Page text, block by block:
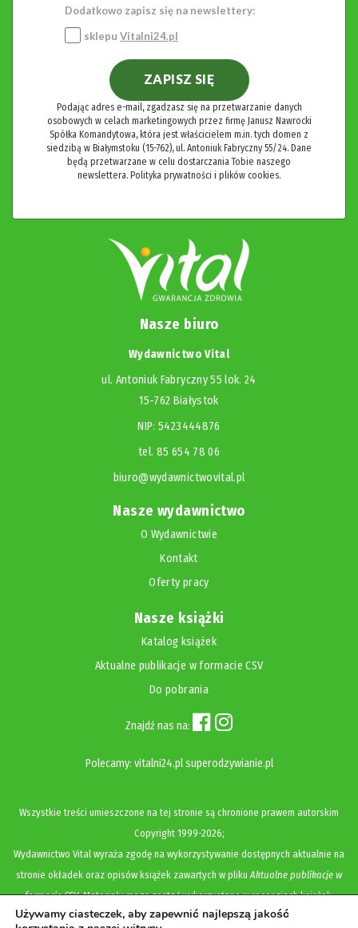
Dodatkowo zapisz się na newslettery:
sklepu Vitalni24.pl
ZAPISZ SIĘ
Podając adres e-mail, zgadzasz się na przetwarzanie danych
osobowych w celach marketingowych przez firmę Janusz Nawrocki
Spółka Komandytowa, która jest właścicielem m.in. tych domen z
siedzibą w Białymstoku (15-762), ul. Antoniuk Fabryczny 55/24. Dane
będą przetwarzane w celu dostarczania Tobie naszego
newslettera. Polityka prywatności i plików cookies.
Nasze biuro
Wydawnictwo Vital
ul. Antoniuk Fabryczny 55 lok. 24
15-762 Białystok
NIP: 5423444876
tel. 85 654 78 06
biuro@wydawnictwovital.pl
Nasze wydawnictwo
O Wydawnictwie
Kontakt
Oferty pracy
Nasze książki
Katalog książek
Aktualne publikacje w formacie CSV
Do pobrania
Znajdź nas na:
Polecamy: vitalni24.pl superodzywianie.pl
Wszystkie treści umieszczone na tej stronie są chronione prawem autorskim
Copyright1999-2026;
Wydawnictwo Vital wyraża zgodę na wykorzystywanie dostępnych aktualnie na
stronie okładek oraz opisów książek zawartych w plikuAktualne publikacje w
formacie CSV. Materiały mogą zostać wykorzystane w recenzjach książek,
katalogach internetowych, bibliotecznych (OPAC) oraz materiałach promujących
Używamy ciasteczek, aby zapewnić najlepszą jakość